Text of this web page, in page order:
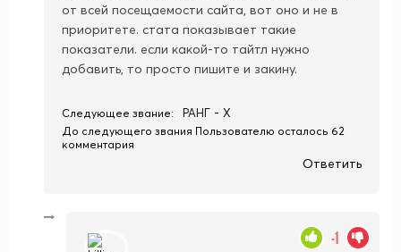
от всей посещаемости сайта, вот оно и не в
приоритете. стата показывает такие
показатели. если какой-то тайтл нужно
добавить, то просто пишите и закину.
Следующее звание: РАНГ - X
До следующего звания Пользователю осталось 62
комментария
Ответить
-1